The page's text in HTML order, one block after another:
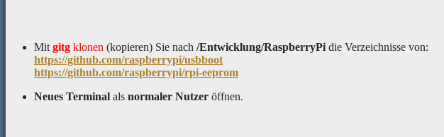
Mit gitg klonen (kopieren) Sie nach /Entwicklung/RaspberryPi die Verzeichnisse von:
https://github.com/raspberrypi/usbboot
https://github.com/raspberrypi/rpi-eeprom
Neues Terminal als normaler Nutzer öffnen.